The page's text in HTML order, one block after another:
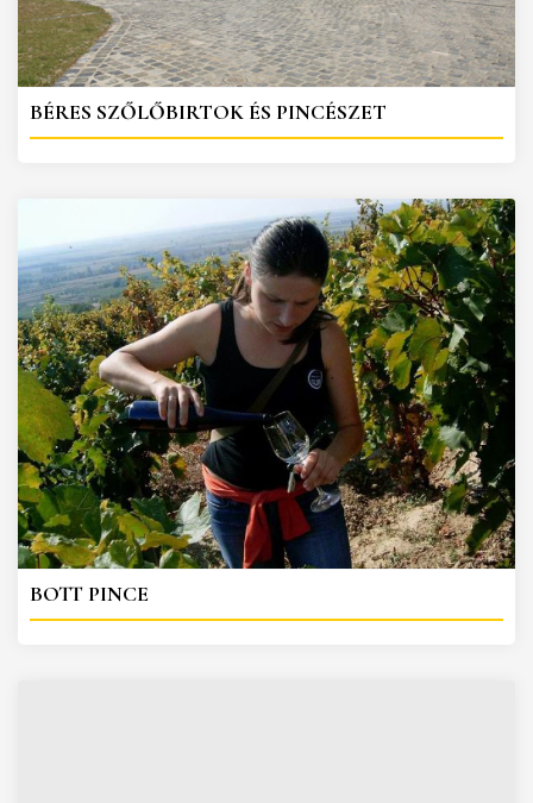
BÉRES SZŐLŐBIRTOK ÉS PINCÉSZET
BOTT PINCE